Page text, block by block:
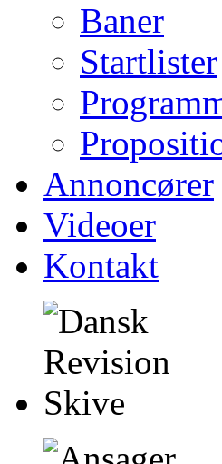
Baner
Startlister
Annoncører
Videoer
Kontakt